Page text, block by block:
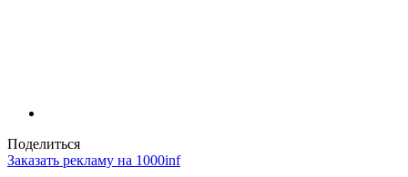
Поделиться
Заказать рекламу на 1000inf